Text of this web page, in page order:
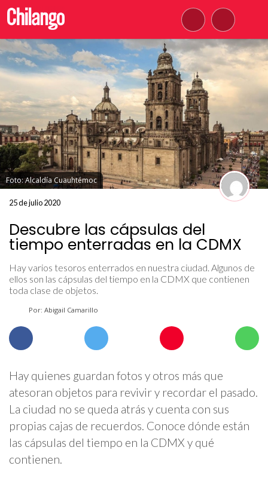
Foto: Alcaldía Cuauhtémoc
25 de julio 2020
Descubre las cápsulas del
tiempo enterradas en la CDMX
Hay varios tesoros enterrados en nuestra ciudad. Algunos de
ellos son las cápsulas del tiempo en la CDMX que contienen
toda clase de objetos.
Por: Abigail Camarillo
Hay quienes guardan fotos y otros más que
atesoran objetos para revivir y recordar el pasado.
La ciudad no se queda atrás y cuenta con sus
propias cajas de recuerdos. Conoce dónde están
las cápsulas del tiempo en la CDMX y qué
contienen.